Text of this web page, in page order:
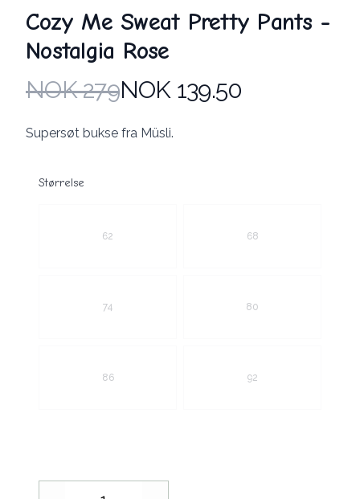
Cozy Me Sweat Pretty Pants -
Nostalgia Rose
Produktdetaljer
NOK 279NOK 139.50
Description
Supersøt bukse fra Müsli.
Størrelse
62 68
74 80
86 92